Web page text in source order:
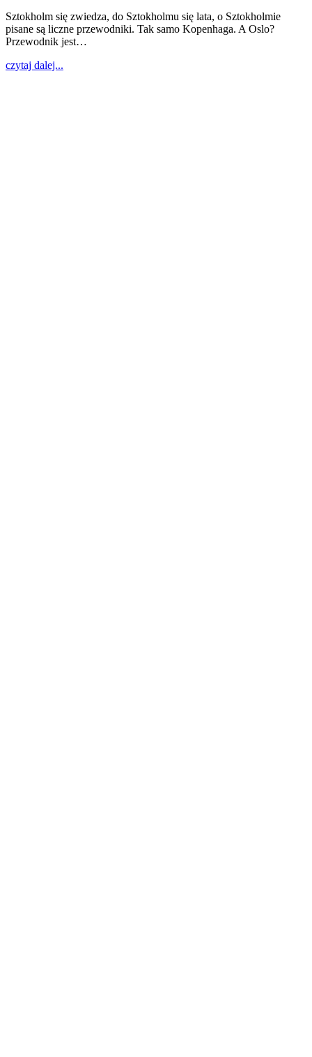
Sztokholm się zwiedza, do Sztokholmu się lata, o Sztokholmie
pisane są liczne przewodniki. Tak samo Kopenhaga. A Oslo?
Przewodnik jest…
czytaj dalej...